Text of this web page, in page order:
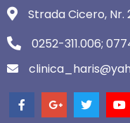
Strada Cicero, Nr.
0252-311.006;